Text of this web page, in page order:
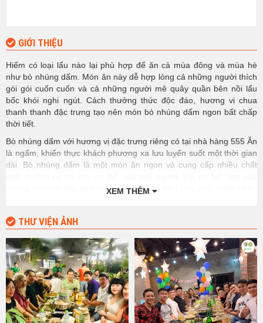
GIỚI THIỆU
Hiếm có loại lẩu nào lại phù hợp để ăn cả mùa đông và mùa hè
như bò nhúng dấm. Món ăn này dễ hợp lòng cả những người thích
gói gói cuốn cuốn và cả những người mê quây quần bên nồi lẩu
bốc khói nghi ngút. Cách thưởng thức độc đáo, hương vị chua
thanh thanh đặc trưng tạo nên món bò nhúng dấm ngon bất chấp
thời tiết.
Bò nhúng dấm với hương vị đặc trưng riêng có tại nhà hàng 555 Ăn
là ngấm, khiến thực khách phương xa lưu luyến suốt một thời gian
dài. Bò nhúng dấm là một món ăn ngon và cung cấp nhiều chất
những nguyên liệu đơn giản như thịt bò, dấm hoa quả, mắm nêm,
chua chua, thơm ngon đặc trưng của món ăn này lại không phải là
XEM THÊM
THƯ VIỆN ẢNH